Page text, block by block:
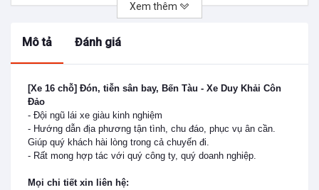
Xem thêm
Mô tả Đánh giá
[Xe 16 chỗ] Đón, tiễn sân bay, Bến Tàu - Xe Duy Khải Côn
Đảo
- Đội ngũ lái xe giàu kinh nghiệm
- Hướng dẫn địa phương tận tình, chu đáo, phục vụ ân cần.
Giúp quý khách hài lòng trong cả chuyến đi.
- Rất mong hợp tác với quý công ty, quý doanh nghiệp.
Mọi chi tiết xin liên hệ: